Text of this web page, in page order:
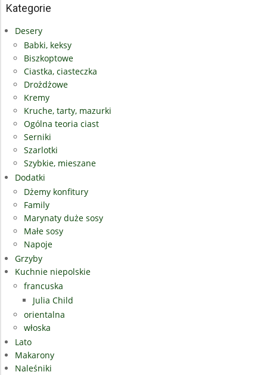
Kategorie
Desery
Babki, keksy
Biszkoptowe
Ciastka, ciasteczka
Drożdżowe
Kremy
Kruche, tarty, mazurki
Ogólna teoria ciast
Serniki
Szarlotki
Szybkie, mieszane
Dodatki
Dżemy konfitury
Family
Marynaty duże sosy
Małe sosy
Napoje
Grzyby
Kuchnie niepolskie
francuska
Julia Child
orientalna
włoska
Lato
Makarony
Naleśniki